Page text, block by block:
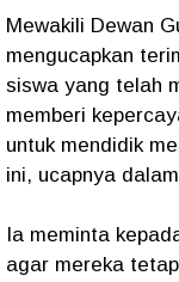
Mewakili Dewan
mengucapkan
siswa yang telah
memberi
untuk mendidik
ini, ucapnya
Ia meminta
agar mereka